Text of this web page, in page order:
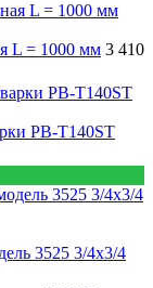
L = 1000 мм 3 410
PB-T140ST
3525 3/4x3/4